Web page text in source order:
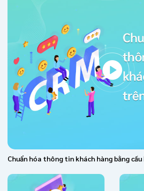
Chuẩn hóa thông tin khách hàng bằng